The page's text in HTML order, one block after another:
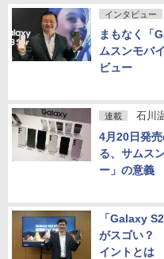
インタビュー
まもなく「
ムスンモバ
ビュー
連載 石川
4月20日発
る、サムス
ー」の意義
「Galaxy
がスゴい？
イントとは